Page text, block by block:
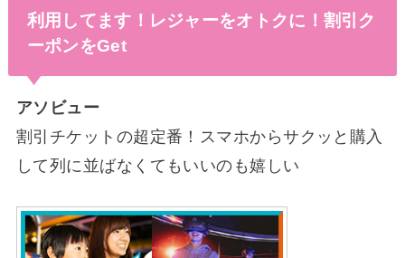
利用してます！レジャーをオトクに！割引ク
ーポンをGet
アソビュー
割引チケットの超定番！スマホからサクッと購入
して列に並ばなくてもいいのも嬉しい